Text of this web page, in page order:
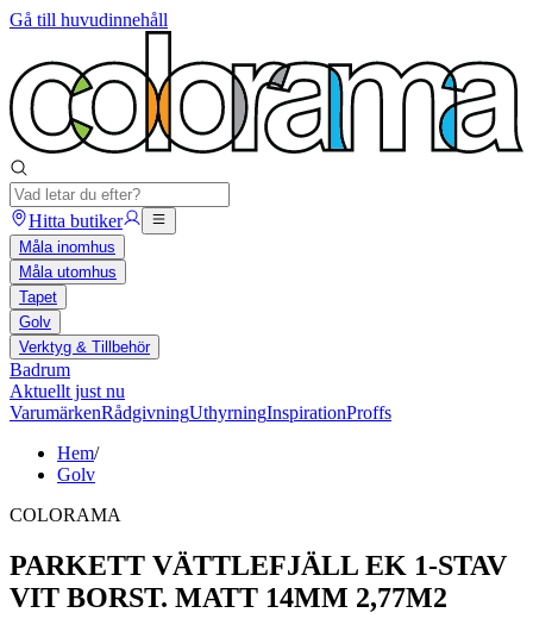
Gå till huvudinnehåll
Hitta butiker
Måla inomhus
Måla utomhus
Tapet
Golv
Verktyg & Tillbehör
Badrum
Aktuellt just nu
VarumärkenRådgivningUthyrningInspirationProffs
Hem/
Golv
COLORAMA
PARKETT VÄTTLEFJÄLL EK 1-STAV
VIT BORST. MATT 14MM 2,77M2